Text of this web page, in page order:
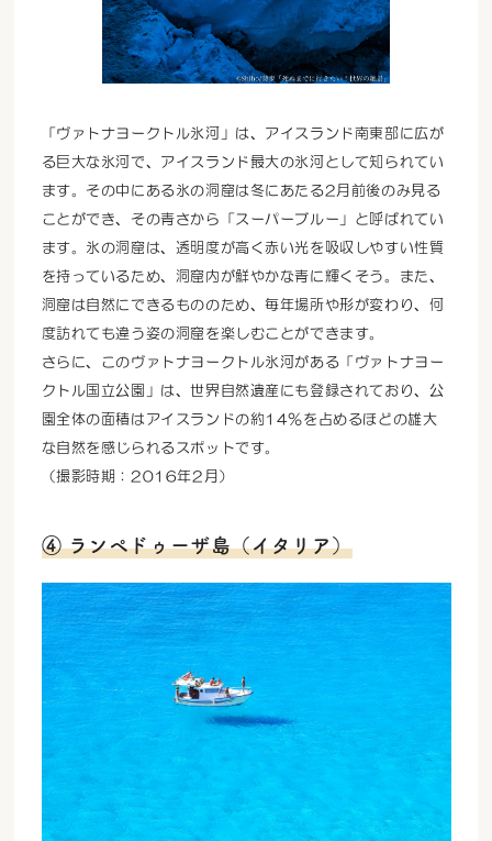
「ヴァトナヨークトル氷河」は、アイスランド南東部に広が
る巨大な氷河で、アイスランド最大の氷河として知られてい
ます。その中にある氷の洞窟は冬にあたる2月前後のみ見る
ことができ、その青さから「スーパーブルー」と呼ばれてい
ます。氷の洞窟は、透明度が高く赤い光を吸収しやすい性質
を持っているため、洞窟内が鮮やかな青に輝くそう。また、
洞窟は自然にできるもののため、毎年場所や形が変わり、何
度訪れても違う姿の洞窟を楽しむことができます。
さらに、このヴァトナヨークトル氷河がある「ヴァトナヨー
クトル国立公園」は、世界自然遺産にも登録されており、公
園全体の面積はアイスランドの約14％を占めるほどの雄大
な自然を感じられるスポットです。
（撮影時期：2016年2月）
④ ランペドゥーザ島（イタリア）